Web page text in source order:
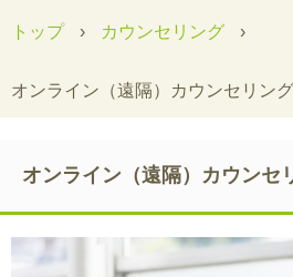
トップ › カウンセリング ›
オンライン（遠隔）カウンセリング
オンライン（遠隔）カウンセ